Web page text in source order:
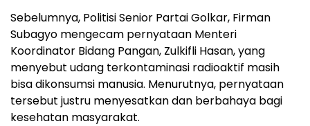
Sebelumnya, Politisi Senior Partai Golkar, Firman
Subagyo mengecam pernyataan Menteri
Koordinator Bidang Pangan, Zulkifli Hasan, yang
menyebut udang terkontaminasi radioaktif masih
bisa dikonsumsi manusia. Menurutnya, pernyataan
tersebut justru menyesatkan dan berbahaya bagi
kesehatan masyarakat.